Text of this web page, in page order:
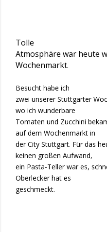
Tolle
Atmosphäre war heute
Wochenmarkt.
Besucht habe ich
zwei unserer Stuttgarter
wo ich wunderbare
Tomaten und Zucchini
auf dem Wochenmarkt in
der City Stuttgart. Für das
keinen großen Aufwand,
ein Pasta-Teller war es,
Oberlecker hat es
geschmeckt.